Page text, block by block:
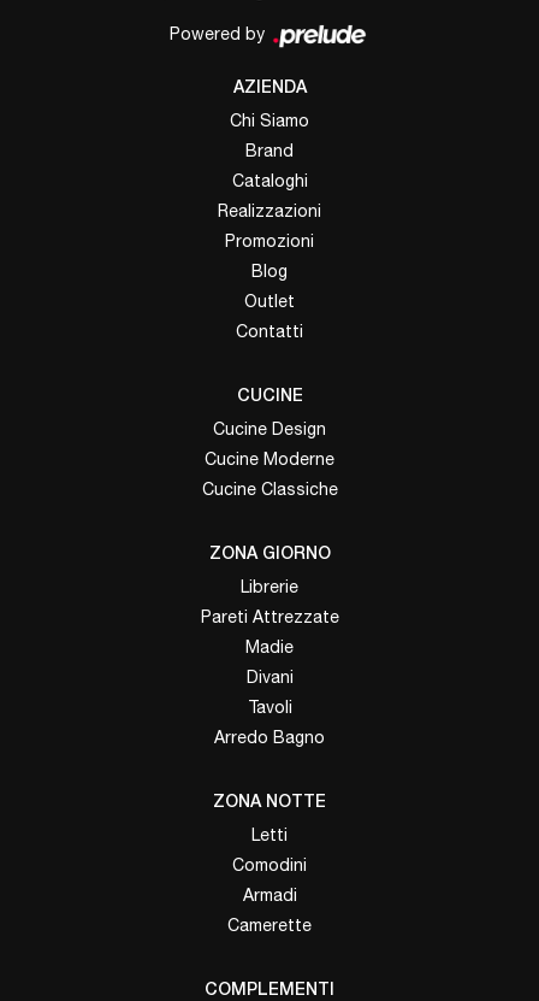
Powered by
AZIENDA
Chi Siamo
Brand
Cataloghi
Realizzazioni
Promozioni
Blog
Outlet
Contatti
CUCINE
Cucine Design
Cucine Moderne
Cucine Classiche
ZONA GIORNO
Librerie
Pareti Attrezzate
Madie
Divani
Tavoli
Arredo Bagno
ZONA NOTTE
Letti
Comodini
Armadi
Camerette
COMPLEMENTI